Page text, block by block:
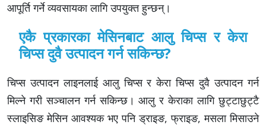
आपूर्ति गर्ने व्यवसायका लागि उपयुक्त हुन्छन्।
एकै प्रकारका मेसिनबाट आलु चिप्स र केरा
चिप्स दुवै उत्पादन गर्न सकिन्छ?
चिप्स उत्पादन लाइनलाई आलु चिप्स र केरा चिप्स दुवै उत्पादन गर्न
मिल्ने गरी सञ्चालन गर्न सकिन्छ। आलु र केराका लागि छुट्टाछुट्टै
स्लाइसिङ मेसिन आवश्यक भए पनि ड्राइङ, फ्राइङ, मसला मिसाउने